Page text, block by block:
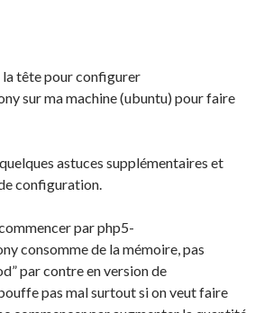
la tête pour configurer
sur ma machine (ubuntu) pour faire
astuces supplémentaires et
configuration.
par php5-
consomme de la mémoire, pas
par contre en version de
pas mal surtout si on veut faire